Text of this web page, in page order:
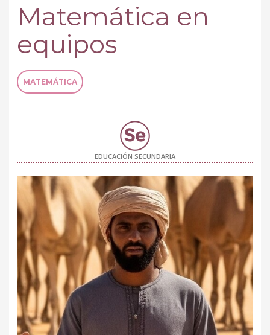
Matemática en
equipos
MATEMÁTICA
EDUCACIÓN SECUNDARIA